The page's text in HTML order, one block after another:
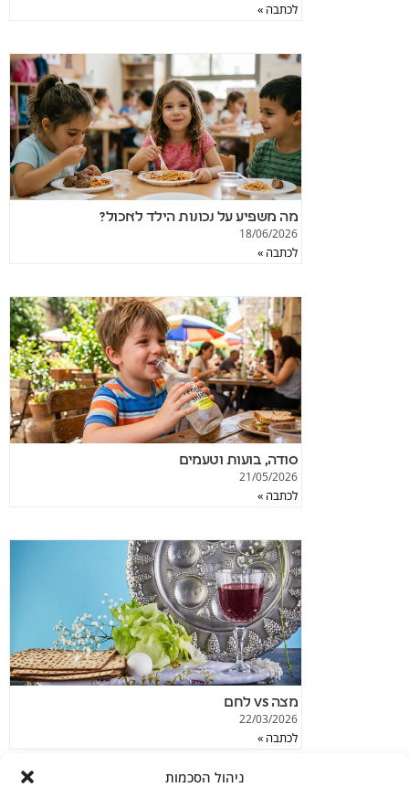
ניהול הסכמות
לכתבה »
מה משפיע על נכונות הילד לאכול?
18/06/2026
לכתבה »
סודה, בועות וטעמים
21/05/2026
לכתבה »
מצה vs לחם
22/03/2026
לכתבה »